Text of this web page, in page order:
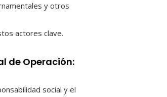
y otros
actores clave.
de Operación:
social y el